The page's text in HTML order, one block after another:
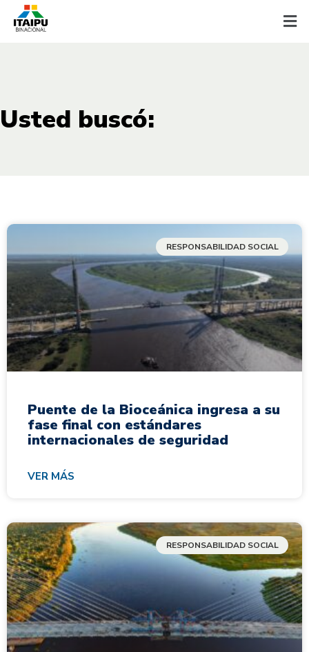
Usted buscó:
RESPONSABILIDAD SOCIAL
Puente de la Bioceánica ingresa a su
fase final con estándares
internacionales de seguridad
VER MÁS
RESPONSABILIDAD SOCIAL